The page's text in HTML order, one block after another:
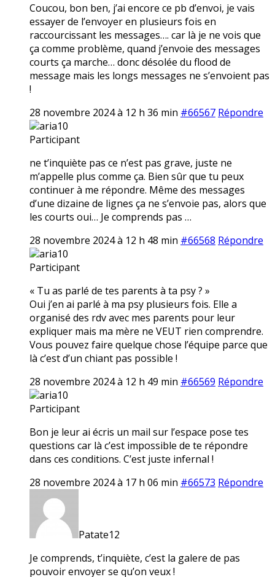
Coucou, bon ben, j’ai encore ce pb d’envoi, je vais
essayer de l’envoyer en plusieurs fois en
raccourcissant les messages…. car là je ne vois que
ça comme problème, quand j’envoie des messages
courts ça marche… donc désolée du flood de
message mais les longs messages ne s’envoient pas
!
28 novembre 2024 à 12 h 36 min #66567 Répondre
aria10
Participant
ne t’inquiète pas ce n’est pas grave, juste ne
m’appelle plus comme ça. Bien sûr que tu peux
continuer à me répondre. Même des messages
d’une dizaine de lignes ça ne s’envoie pas, alors que
les courts oui… Je comprends pas …
28 novembre 2024 à 12 h 48 min #66568 Répondre
aria10
Participant
« Tu as parlé de tes parents à ta psy ? »
Oui j’en ai parlé à ma psy plusieurs fois. Elle a
organisé des rdv avec mes parents pour leur
expliquer mais ma mère ne VEUT rien comprendre.
Vous pouvez faire quelque chose l’équipe parce que
là c’est d’un chiant pas possible !
28 novembre 2024 à 12 h 49 min #66569 Répondre
aria10
Participant
Bon je leur ai écris un mail sur l’espace pose tes
questions car là c’est impossible de te répondre
dans ces conditions. C’est juste infernal !
28 novembre 2024 à 17 h 06 min #66573 Répondre
Patate12
Je comprends, t’inquiète, c’est la galere de pas
pouvoir envoyer se qu’on veux !